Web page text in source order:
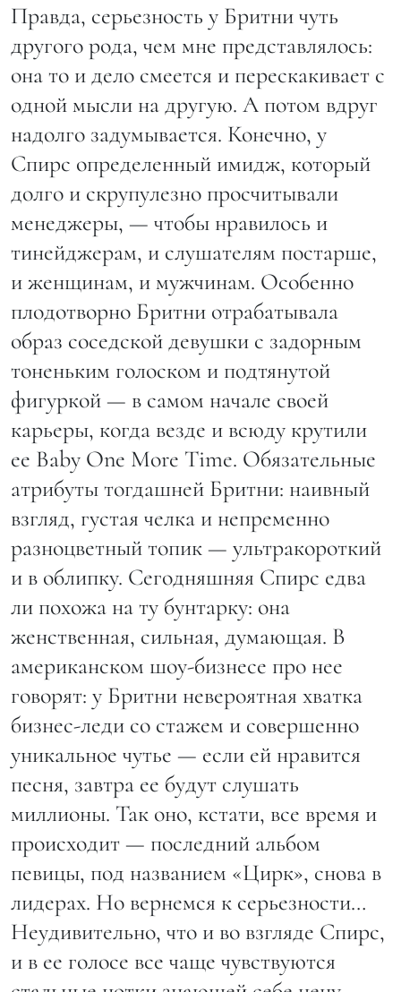
Правда, серьезность у Бритни чуть
другого рода, чем мне представлялось:
она то и дело смеется и перескакивает с
одной мысли на другую. А потом вдруг
надолго задумывается. Конечно, у
Спирс определенный имидж, который
долго и скрупулезно просчитывали
менеджеры, — чтобы нравилось и
тинейджерам, и слушателям постарше,
и женщинам, и мужчинам. Особенно
плодотворно Бритни отрабатывала
образ соседской девушки с задорным
тоненьким голоском и подтянутой
фигуркой — в самом начале своей
карьеры, когда везде и всюду крутили
ее Baby One More Time. Обязательные
атрибуты тогдашней Бритни: наивный
взгляд, густая челка и непременно
разноцветный топик — ультракороткий
и в облипку. Сегодняшняя Спирс едва
ли похожа на ту бунтарку: она
женственная, сильная, думающая. В
американском шоу-бизнесе про нее
говорят: у Бритни невероятная хватка
бизнес-леди со стажем и совершенно
уникальное чутье — если ей нравится
песня, завтра ее будут слушать
миллионы. Так оно, кстати, все время и
происходит — последний альбом
певицы, под названием «Цирк», снова в
лидерах. Но вернемся к серьезности…
Неудивительно, что и во взгляде Спирс,
и в ее голосе все чаще чувствуются